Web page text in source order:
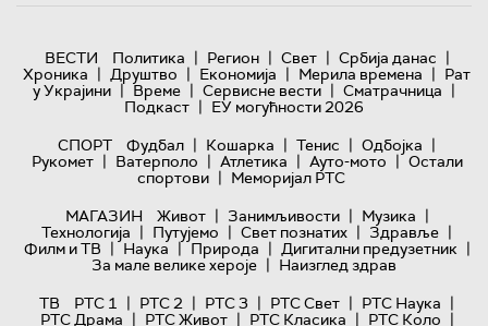
ВЕСТИ Политика | Регион | Свет | Србија данас |
Хроника | Друштво | Економија | Мерила времена | Рат
у Украјини | Време | Сервисне вести | Сматрачница |
Подкаст | ЕУ могућности 2026
СПОРТ
Фудбал | Кошарка | Тенис | Одбојка |
Рукомет | Ватерполо | Атлетика | Ауто-мото | Остали
спортови | Меморијал РТС
МАГАЗИН
Живот | Занимљивости | Музика |
Технологијa | Путујемо | Свет познатих | Здравље |
Филм и ТВ | Наука | Природа | Дигитални предузетник |
За мале велике хероје | Наизглед здрав
ТВ
РТС 1 | РТС 2 | РТС 3 | РТС Свет | РТС Наука |
РТС Драма | РТС Живот | РТС Класика | РТС Коло |